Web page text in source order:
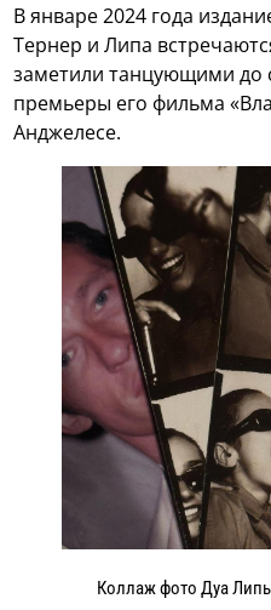
В январе 2024 года
Тернер и Липа
заметили танцующими до
премьеры его фильма
Анджелесе.
Коллаж фото Дуа